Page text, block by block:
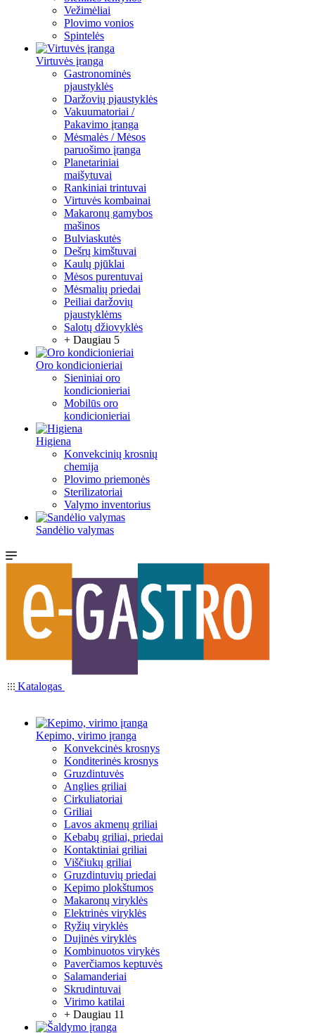
Vežimėliai
Plovimo vonios
Spintelės
Virtuvės įranga
Gastronominės
pjaustyklės
Daržovių pjaustyklės
Vakuumatoriai /
Pakavimo įranga
Mėsmalės / Mėsos
paruošimo įranga
Planetariniai
maišytuvai
Rankiniai trintuvai
Virtuvės kombainai
Makaronų gamybos
mašinos
Bulviaskutės
Dešrų kimštuvai
Kaulų pjūklai
Mėsos purentuvai
Mėsmalių priedai
Peiliai daržovių
pjaustyklėms
Salotų džiovyklės
+ Daugiau 5
Oro kondicionieriai
Sieniniai oro
kondicionieriai
Mobilūs oro
kondicionieriai
Higiena
Konvekcinių krosnių
chemija
Plovimo priemonės
Sterilizatoriai
Valymo inventorius
Sandėlio valymas
Katalogas
Kepimo, virimo įranga
Konvekcinės krosnys
Konditerinės krosnys
Gruzdintuvės
Anglies griliai
Cirkuliatoriai
Griliai
Lavos akmenų griliai
Kebabų griliai, priedai
Kontaktiniai griliai
Viščiukų griliai
Gruzdintuvių priedai
Kepimo plokštumos
Makaronų viryklės
Elektrinės viryklės
Ryžių viryklės
Dujinės viryklės
Kombinuotos virykės
Paverčiamos keptuvės
Salamanderiai
Skrudintuvai
Virimo katilai
+ Daugiau 11